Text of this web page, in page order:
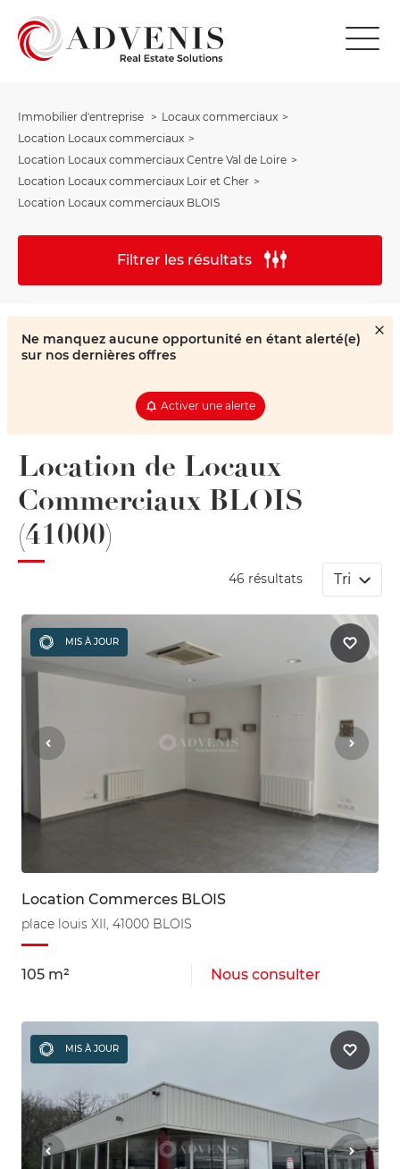
Immobilier d'entreprise
Locaux commerciaux
Location Locaux commerciaux
Location Locaux commerciaux Centre Val de Loire
Location Locaux commerciaux Loir et Cher
Location Locaux commerciaux BLOIS
Filtrer les résultats
Ne manquez aucune opportunité en étant alerté(e)
sur nos dernières offres
Activer une alerte
Location de Locaux
Commerciaux BLOIS
(41000)
46 résultats Tri
MIS À JOUR
Location Commerces BLOIS
place louis XII, 41000 BLOIS
105 m² Nous consulter
MIS À JOUR